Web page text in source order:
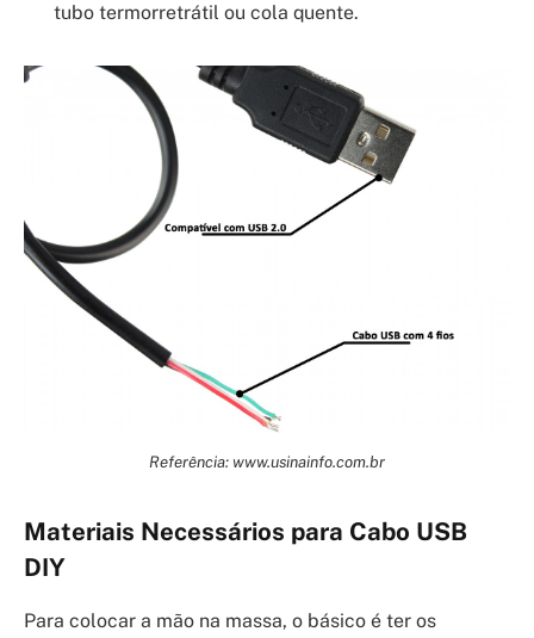
tubo termorretrátil ou cola quente.
Referência: www.usinainfo.com.br
Materiais Necessários para Cabo USB
DIY
Para colocar a mão na massa, o básico é ter os